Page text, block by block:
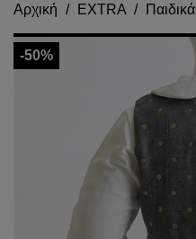
Αρχική EXTRA Παιδικά
-50%